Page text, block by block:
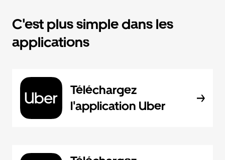
C'est plus simple dans les
applications
Téléchargez
l'application Uber